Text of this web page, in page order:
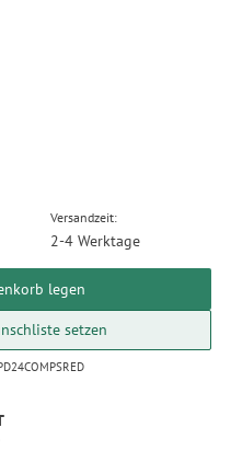
Versandzeit:
2-4 Werktage
legen
setzen